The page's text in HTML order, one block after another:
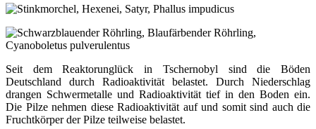
Seit dem Reaktorunglück in Tschernobyl sind die Böden
Deutschland durch Radioaktivität belastet. Durch Niederschlag
drangen Schwermetalle und Radioaktivität tief in den Boden ein.
Die Pilze nehmen diese Radioaktivität auf und somit sind auch die
Fruchtkörper der Pilze teilweise belastet.